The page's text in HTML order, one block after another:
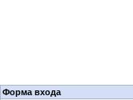
Форма входа